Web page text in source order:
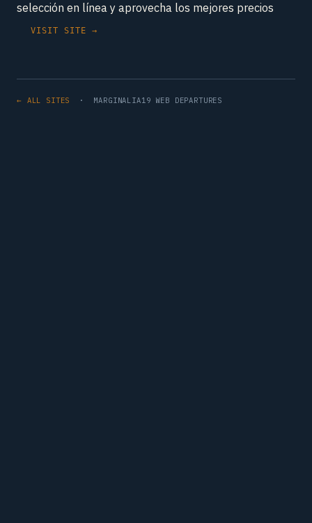
selección en línea y aprovecha los mejores precios
VISIT SITE →
← ALL SITES · MARGINALIA19 WEB DEPARTURES